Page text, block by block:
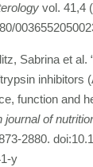
vol. 41,4
Sabrina et al.
inhibitors
function and
journal of
2880.
y